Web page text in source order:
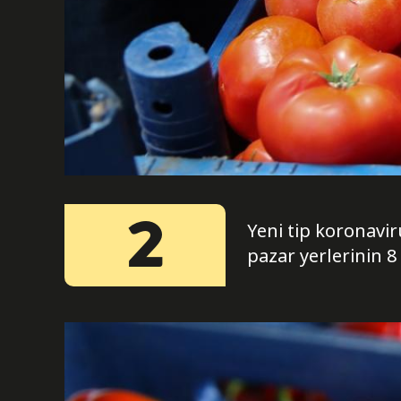
2
Yeni tip
pazar yerlerinin 8